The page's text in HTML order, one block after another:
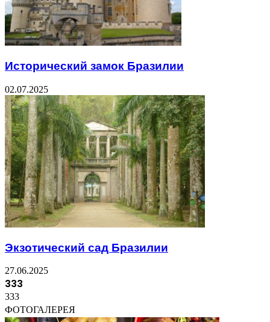
Исторический замок Бразилии
02.07.2025
Экзотический сад Бразилии
27.06.2025
333
333
ФОТОГАЛЕРЕЯ